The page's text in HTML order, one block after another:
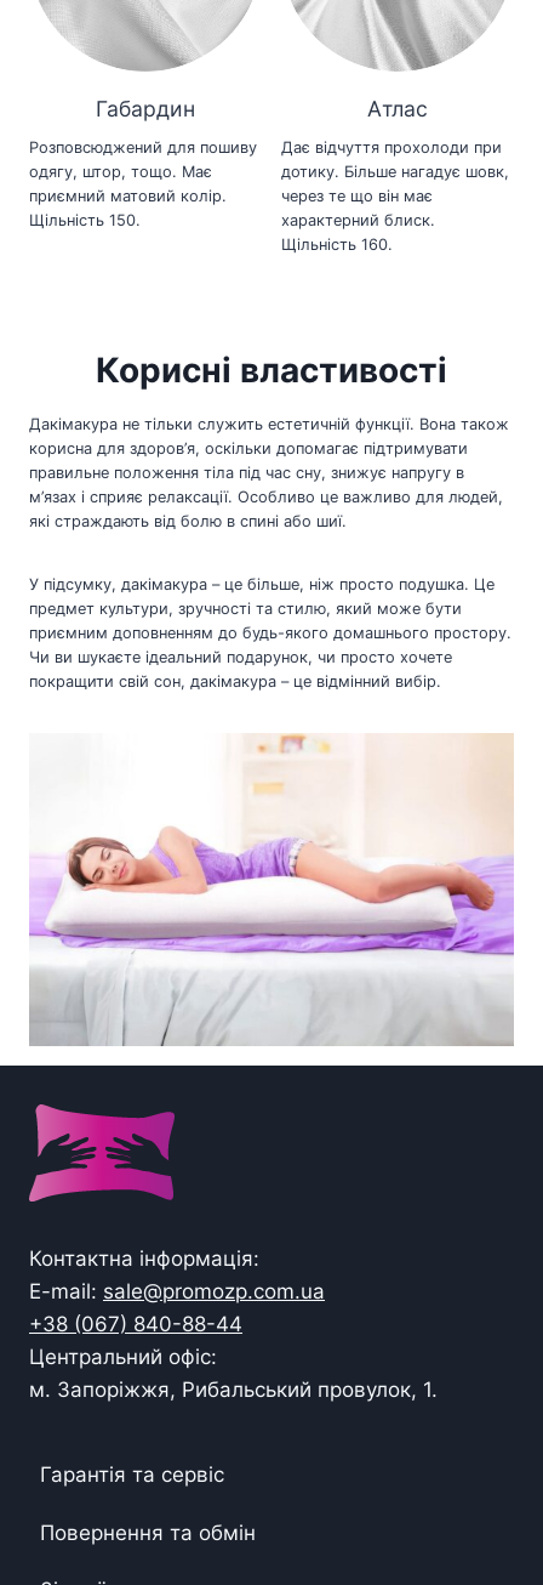
Габардин
Розповсюджений для пошиву
одягу, штор, тощо. Має
приємний матовий колір.
Щільність 150.
Атлас
Дає відчуття прохолоди при
дотику. Більше нагадує шовк,
через те що він має
характерний блиск.
Щільність 160.
Корисні властивості
Дакімакура не тільки служить естетичній функції. Вона також
корисна для здоров’я, оскільки допомагає підтримувати
правильне положення тіла під час сну, знижує напругу в
м’язах і сприяє релаксації. Особливо це важливо для людей,
які страждають від болю в спині або шиї.
У підсумку, дакімакура – це більше, ніж просто подушка. Це
предмет культури, зручності та стилю, який може бути
приємним доповненням до будь-якого домашнього простору.
Чи ви шукаєте ідеальний подарунок, чи просто хочете
покращити свій сон, дакімакура – це відмінний вибір.
Контактна інформація:
E-mail: sale@promozp.com.ua
+38 (067) 840-88-44
Центральний офіс:
м. Запоріжжя, Рибальський провулок, 1.
Гарантія та сервіс
Повернення та обмін